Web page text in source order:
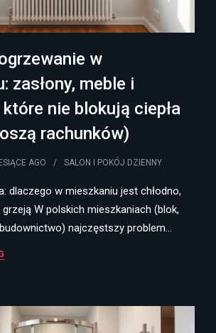
w
zasłony, meble i
nie blokują ciepła
rachunków)
AGO SALON I POKÓJ DZIENNY
dlaczego w mieszkaniu jest chłodno,
W polskich mieszkaniach (blok,
najczęstszy problem…